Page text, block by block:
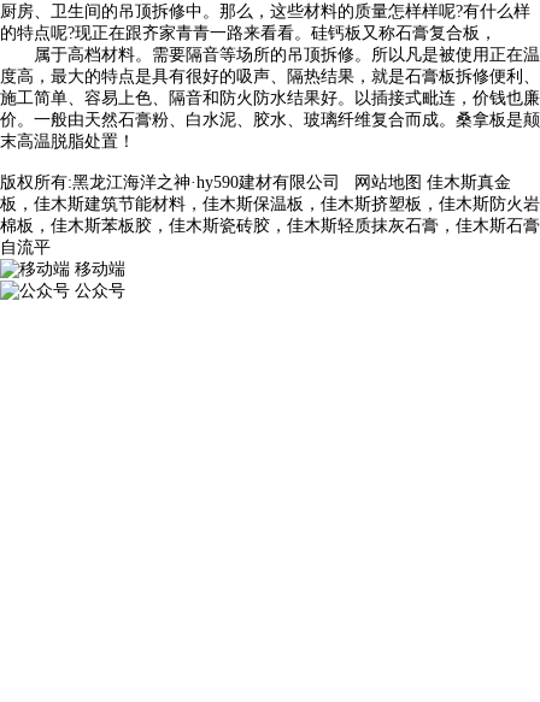
厨房、卫生间的吊顶拆修中。那么，这些材料的质量怎样样呢?有什么样
的特点呢?现正在跟齐家青青一路来看看。硅钙板又称石膏复合板，
属于高档材料。需要隔音等场所的吊顶拆修。所以凡是被使用正在温
度高，最大的特点是具有很好的吸声、隔热结果，就是石膏板拆修便利、
施工简单、容易上色、隔音和防火防水结果好。以插接式毗连，价钱也廉
价。一般由天然石膏粉、白水泥、胶水、玻璃纤维复合而成。桑拿板是颠
末高温脱脂处置！
版权所有:黑龙江海洋之神·hy590建材有限公司 网站地图 佳木斯真金
板，佳木斯建筑节能材料，佳木斯保温板，佳木斯挤塑板，佳木斯防火岩
棉板，佳木斯苯板胶，佳木斯瓷砖胶，佳木斯轻质抹灰石膏，佳木斯石膏
自流平
移动端
公众号